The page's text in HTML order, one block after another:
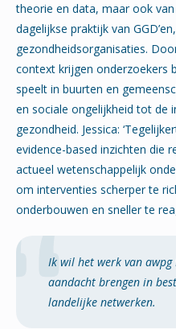
theorie en data, maar ook
dagelijkse praktijk van
gezondheidsorganisaties.
context krijgen onderzoekers
speelt in buurten en
en sociale ongelijkheid tot de
gezondheid. Jessica:
evidence-based inzichten die
actueel wetenschappelijk
om interventies scherper te
onderbouwen en sneller te
Ik wil het werk van awpg
aandacht brengen in
landelijke netwerken.